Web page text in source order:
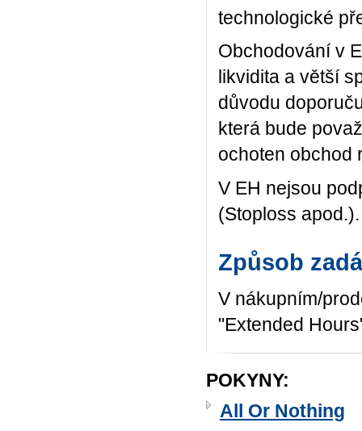
technologické
Obchodování v
likvidita a větší
důvodu
která bude
ochoten obchod
V EH nejsou
(Stoploss apod.).
Způsob
V nákupním/
"Extended
POKYNY:
All Or Nothing